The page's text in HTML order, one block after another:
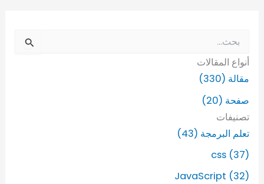
ب
ح
ع
:
أنواع المقالات
مقالة (330)
صفحة (20)
تصنيفات
تعلم البرمجة (43)
css (37)
JavaScript (32)